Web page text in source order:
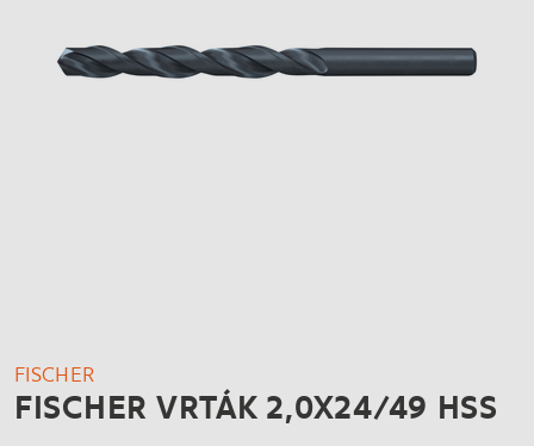
FISCHER
FISCHER VRTÁK 2,0X24/49 HSS